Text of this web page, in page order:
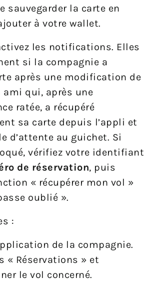
sauvegarder la carte en
à votre wallet.
les notifications. Elles
si la compagnie a
après une modification de
ami qui, après une
ratée, a récupéré
sa carte depuis l’appli et
d’attente au guichet. Si
vérifiez votre identifiant
de réservation, puis
« récupérer mon vol »
oublié ».
:
de la compagnie.
« Réservations » et
le vol concerné.